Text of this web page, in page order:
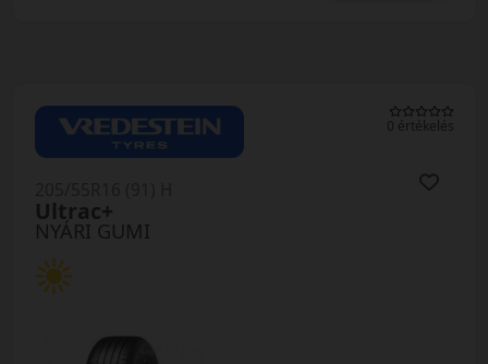
0 értékelés
NYÁRI GUMI
Ultrac+